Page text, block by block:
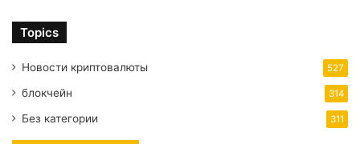
Topics
Новости криптовалюты 527
блокчейн 314
Без категории 311